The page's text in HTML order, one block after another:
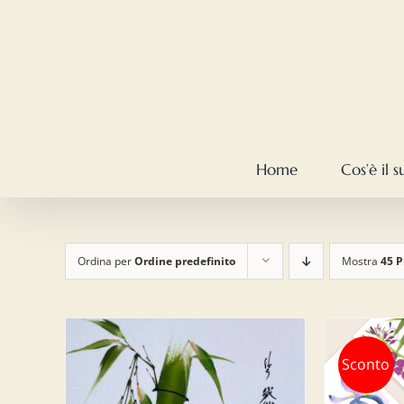
Home Cos’è il
Ordina perOrdine predefinito Mostra 45
Sconto